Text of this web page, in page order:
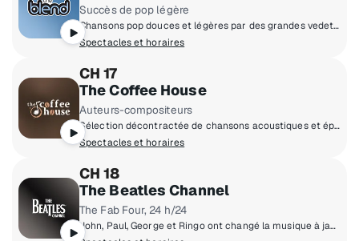
Succès de pop légère
Chansons pop douces et légères par des grandes vedettes comme Lionel Richie, Elton John et Whitney Houston!
Spectacles et horaires
CH 17
The Coffee House
Auteurs-compositeurs
Sélection décontractée de chansons acoustiques et épurées.
Spectacles et horaires
CH 18
The Beatles Channel
The Fab Four, 24 h/24
John, Paul, George et Ringo ont changé la musique à jamais. Chansons, histoires, influences, héritage des Beatles – 24 h/24!